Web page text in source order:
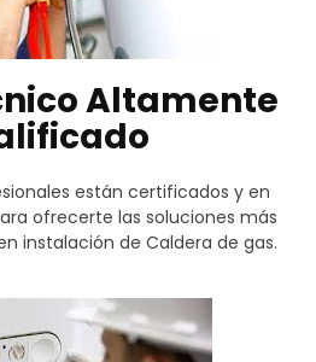
Altamente
están certificados y en
ofrecerte las soluciones más
instalación de Caldera de gas.